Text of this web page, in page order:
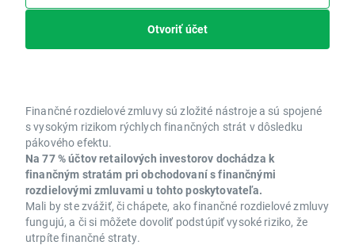
Otvoriť účet
Finančné rozdielové zmluvy sú zložité nástroje a sú spojené
s vysokým rizikom rýchlych finančných strát v dôsledku
pákového efektu.
Na 77 % účtov retailových investorov dochádza k
finančným stratám pri obchodovaní s finančnými
rozdielovými zmluvami u tohto poskytovateľa.
Mali by ste zvážiť, či chápete, ako finančné rozdielové zmluvy
fungujú, a či si môžete dovoliť podstúpiť vysoké riziko, že
utrpíte finančné straty.